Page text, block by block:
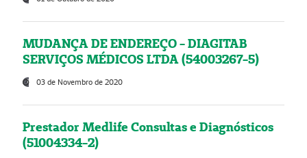
MUDANÇA DE ENDEREÇO - DIAGITAB
SERVIÇOS MÉDICOS LTDA (54003267-5)
03 de Novembro de 2020
Prestador Medlife Consultas e Diagnósticos
(51004334-2)